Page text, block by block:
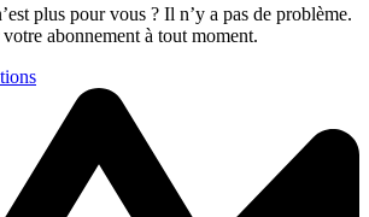
plus pour vous ? Il n’y a pas de problème.
abonnement à tout moment.